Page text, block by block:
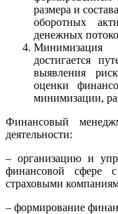
размера и
оборотных
денежных
Минимизация
достигается
выявления
оценки
минимизации,
Финансовый
деятельности:
– организацию и
финансовой сфере
страховыми
– формирование